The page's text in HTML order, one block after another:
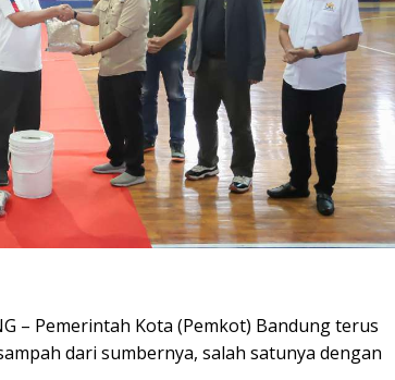
– Pemerintah Kota (Pemkot) Bandung terus
dari sumbernya, salah satunya dengan